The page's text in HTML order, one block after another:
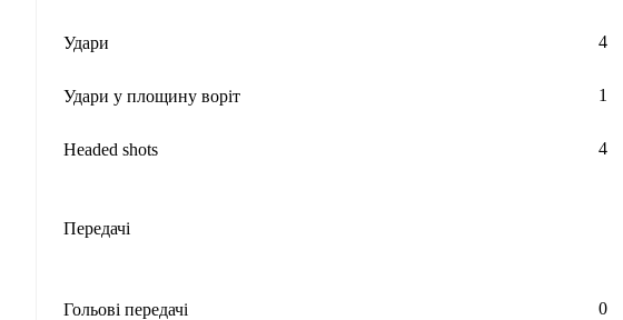
Удари 4
Удари у площину воріт 1
Headed shots 4
Передачі
Гольові передачі 0